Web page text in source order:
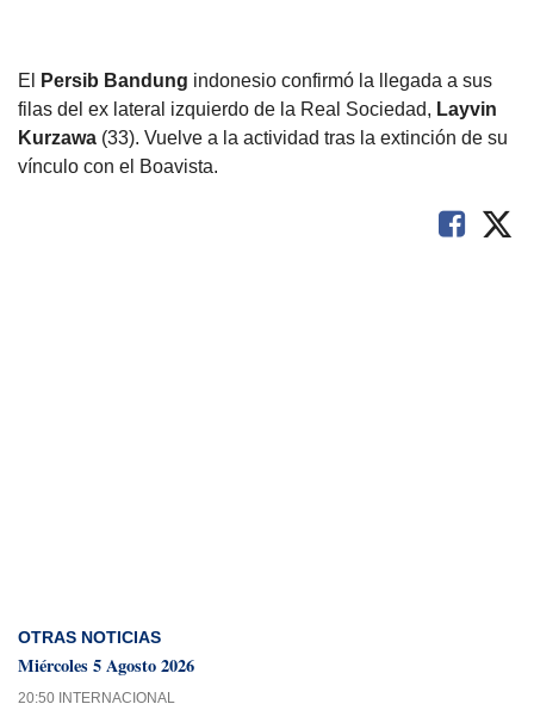
El Persib Bandung indonesio confirmó la llegada a sus
filas del ex lateral izquierdo de la Real Sociedad, Layvin
Kurzawa (33). Vuelve a la actividad tras la extinción de su
vínculo con el Boavista.
OTRAS NOTICIAS
Miércoles 5 Agosto 2026
20:50 INTERNACIONAL